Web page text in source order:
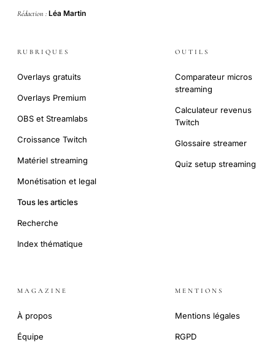
Rédaction : Léa Martin
RUBRIQUES
Overlays gratuits
Overlays Premium
OBS et Streamlabs
Croissance Twitch
Matériel streaming
Monétisation et legal
Tous les articles
Recherche
Index thématique
OUTILS
Comparateur micros
streaming
Calculateur revenus
Twitch
Glossaire streamer
Quiz setup streaming
MAGAZINE
À propos
Équipe
MENTIONS
Mentions légales
RGPD